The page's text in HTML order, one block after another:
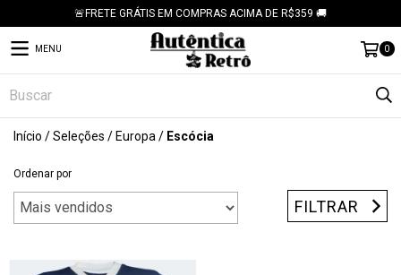
🚨FRETE GRÁTIS EM COMPRAS ACIMA DE R$359 🚚
MENU 0
Início /Seleções / Europa / Escócia
Ordenar por
FILTRAR